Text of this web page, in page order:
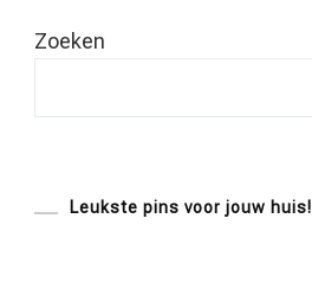
Zoeken
Leukste pins voor jouw huis!